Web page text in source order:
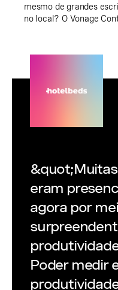
mesmo de grandes
no local? O Vonage
eram
agora por
Poder medir